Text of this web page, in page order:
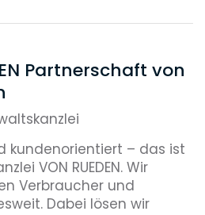
Partnerschaft von
kundenorientiert – das ist
VON RUEDEN. Wir
Verbraucher und
Dabei lösen wir